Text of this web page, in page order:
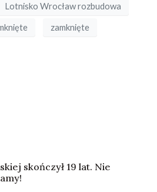
Lotnisko Wrocław rozbudowa
zamknięte
skończył 19 lat. Nie